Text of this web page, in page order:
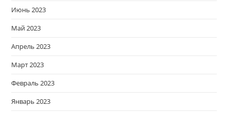
Июнь 2023
Май 2023
Апрель 2023
Март 2023
Февраль 2023
Январь 2023